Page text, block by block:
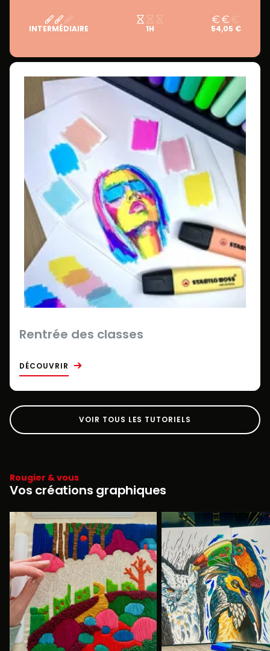
INTERMÉDIAIRE 1H 54,05 €
Rentrée des classes
DÉCOUVRIR
VOIR TOUS LES TUTORIELS
Rougier & vous
Vos créations graphiques